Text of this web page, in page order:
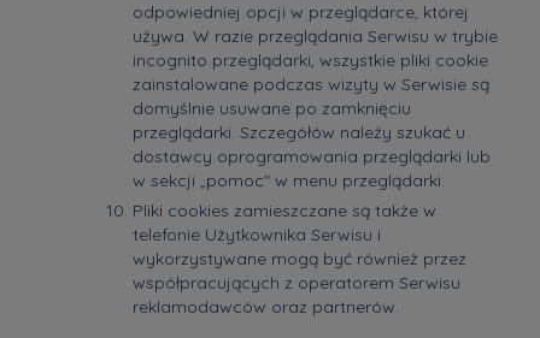
odpowiedniej opcji w przeglądarce, której
używa. W razie przeglądania Serwisu w trybie
incognito przeglądarki, wszystkie pliki cookie
zainstalowane podczas wizyty w Serwisie są
domyślnie usuwane po zamknięciu
przeglądarki. Szczegółów należy szukać u
dostawcy oprogramowania przeglądarki lub
w sekcji „pomoc" w menu przeglądarki.
Pliki cookies zamieszczane są także w
telefonie Użytkownika Serwisu i
wykorzystywane mogą być również przez
współpracujących z operatorem Serwisu
reklamodawców oraz partnerów.